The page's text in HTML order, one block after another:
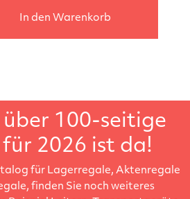
In den Warenkorb
über 100-seitige
2026 ist da!
für Lagerregale, Aktenregale
finden Sie noch weiteres